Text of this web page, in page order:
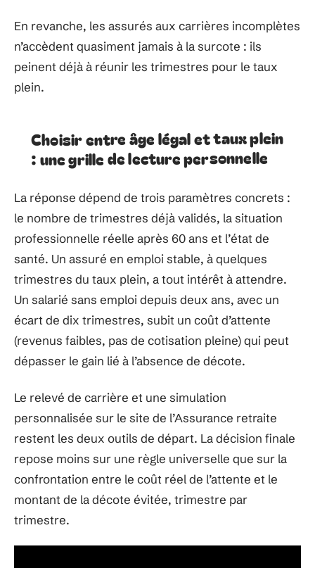
En revanche, les assurés aux carrières incomplètes
n’accèdent quasiment jamais à la surcote : ils
peinent déjà à réunir les trimestres pour le taux
plein.
Choisir entre âge légal et taux plein
: une grille de lecture personnelle
La réponse dépend de trois paramètres concrets :
le nombre de trimestres déjà validés, la situation
professionnelle réelle après 60 ans et l’état de
santé. Un assuré en emploi stable, à quelques
trimestres du taux plein, a tout intérêt à attendre.
Un salarié sans emploi depuis deux ans, avec un
écart de dix trimestres, subit un coût d’attente
(revenus faibles, pas de cotisation pleine) qui peut
dépasser le gain lié à l’absence de décote.
Le relevé de carrière et une simulation
personnalisée sur le site de l’Assurance retraite
restent les deux outils de départ. La décision finale
repose moins sur une règle universelle que sur la
confrontation entre le coût réel de l’attente et le
montant de la décote évitée, trimestre par
trimestre.